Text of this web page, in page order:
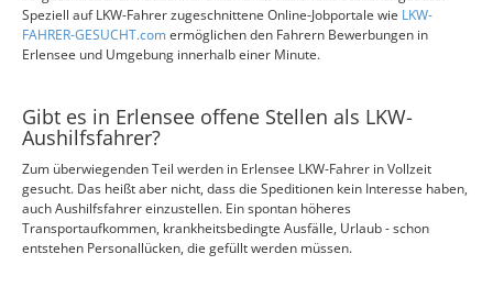
Speziell auf LKW-Fahrer zugeschnittene Online-Jobportale wie LKW-
FAHRER-GESUCHT.comermöglichen den Fahrern Bewerbungen in
Erlensee und Umgebung innerhalb einer Minute.
Gibt es in Erlensee offene Stellen als LKW-
Aushilfsfahrer?
Zum überwiegenden Teil werden in Erlensee LKW-Fahrer in Vollzeit
gesucht. Das heißt aber nicht, dass die Speditionen kein Interesse haben,
auch Aushilfsfahrer einzustellen. Ein spontan höheres
Transportaufkommen, krankheitsbedingte Ausfälle, Urlaub - schon
entstehen Personallücken, die gefüllt werden müssen.